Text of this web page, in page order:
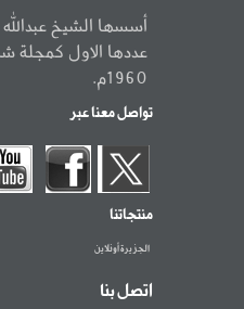
أسسها الشيخ
عددها الاول كمجلة
1960م.
تواصل معنا عبر
منتجاتنا
الجزيرة أونلاين
اتصل بنا